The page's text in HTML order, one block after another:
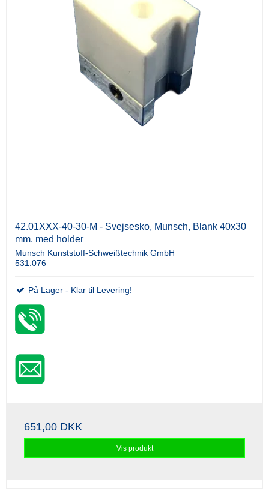
42.01XXX-40-30-M - Svejsesko, Munsch, Blank 40x30
mm. med holder
Munsch Kunststoff-Schweißtechnik GmbH
531.076
På Lager - Klar til Levering!
651,00 DKK
Vis produkt